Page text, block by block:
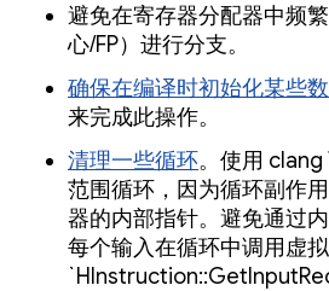
避免在寄存器分配器中频
心/FP）进行分支。
确保在编译时初始化某些
来完成此操作。
清理一些循环。使用
范围循环，因为循环副作
器的内部指针。避免通过
每个输入在循环中调用虚